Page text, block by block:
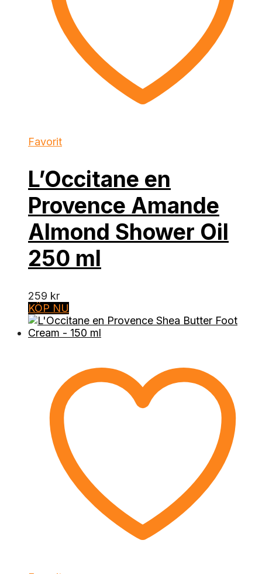
Favorit
L’Occitane en
Provence Amande
Almond Shower Oil
250 ml
259 kr
KÖP NU